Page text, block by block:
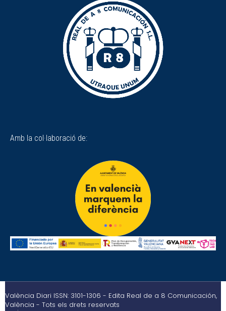
Amb la col·laboració de:
València Diari ISSN: 3101-1306 - Edita Real de a 8 Comunicación,
València - Tots els drets reservats